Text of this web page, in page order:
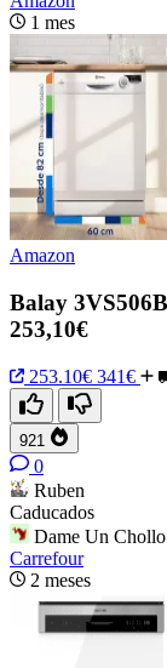
1 mes
Amazon
Balay
253,10€
253.10€ 341€
921
0
Ruben
Caducados
Dame Un Chollo
Carrefour
2 meses